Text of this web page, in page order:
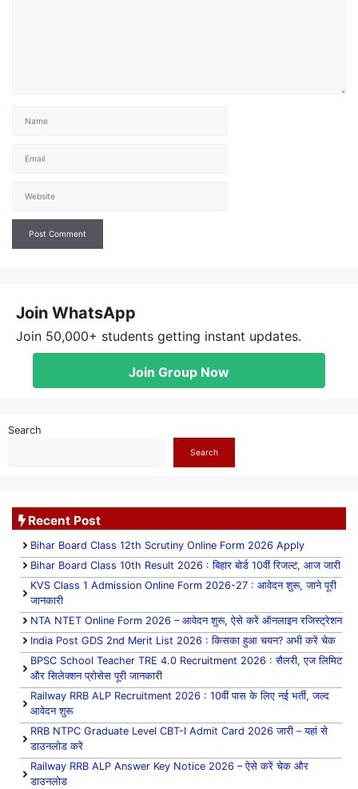
Join WhatsApp
Join 50,000+ students getting instant updates.
Join Group Now
Search
Search
Recent Post
Bihar Board Class 12th Scrutiny Online Form 2026 Apply
Bihar Board Class 10th Result 2026 : बिहार बोर्ड 10वीं रिजल्ट, आज जारी
KVS Class 1 Admission Online Form 2026-27 : आवेदन शुरू, जाने पूरी
जानकारी
NTA NTET Online Form 2026 – आवेदन शुरू, ऐसे करें ऑनलाइन रजिस्ट्रेशन
India Post GDS 2nd Merit List 2026 : किसका हुआ चयन? अभी करें चेक
BPSC School Teacher TRE 4.0 Recruitment 2026 : सैलरी, एज लिमिट
और सिलेक्शन प्रोसेस पूरी जानकारी
Railway RRB ALP Recruitment 2026 : 10वीं पास के लिए नई भर्ती, जल्द
आवेदन शुरू
RRB NTPC Graduate Level CBT-I Admit Card 2026 जारी – यहां से
डाउनलोड करें
Railway RRB ALP Answer Key Notice 2026 – ऐसे करें चेक और
डाउनलोड